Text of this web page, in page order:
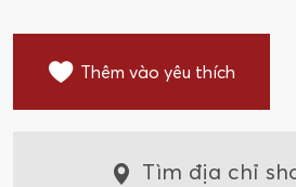
Thêm vào yêu thích
Tìm địa chỉ